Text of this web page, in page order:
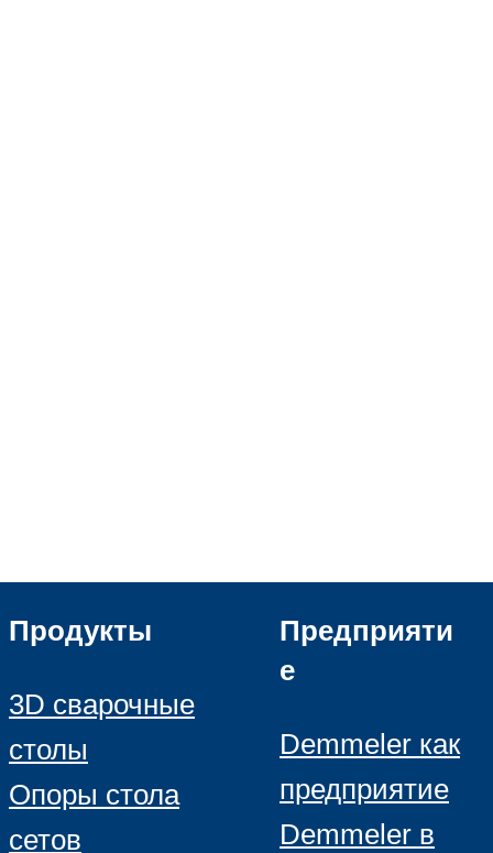
Продукты
3D сварочные
столы
Опоры стола
сетов
Предприяти
е
Demmeler как
предприятие
Demmeler в